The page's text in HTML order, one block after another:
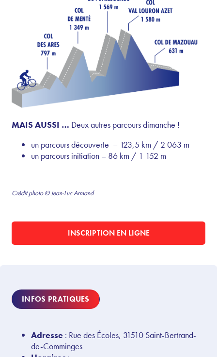
MAIS AUSSI … Deux autres parcours dimanche !
un parcours découverte – 123,5 km / 2 063 m
un parcours initiation – 86 km / 1 152 m
Crédit photo © Jean-Luc Armand
INSCRIPTION EN LIGNE
INFOS PRATIQUES
Adresse : Rue des Écoles, 31510 Saint-Bertrand-
de-Comminges